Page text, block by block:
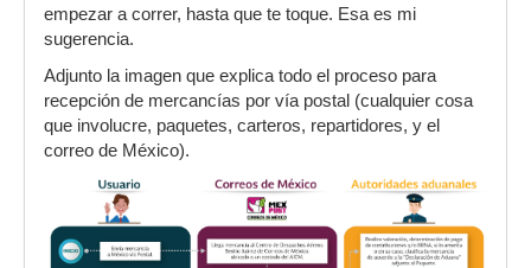
empezar a correr, hasta que te toque. Esa es mi
sugerencia.
Adjunto la imagen que explica todo el proceso para
recepción de mercancías por vía postal (cualquier cosa
que involucre, paquetes, carteros, repartidores, y el
correo de México).